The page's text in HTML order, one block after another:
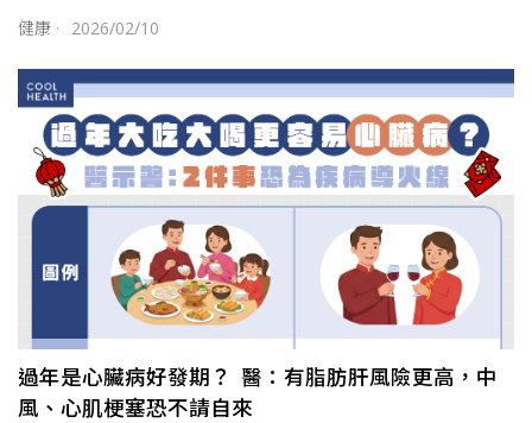
健康 · 2026/02/10
過年是心臟病好發期？ 醫：有脂肪肝風險更高，中
風、心肌梗塞恐不請自來